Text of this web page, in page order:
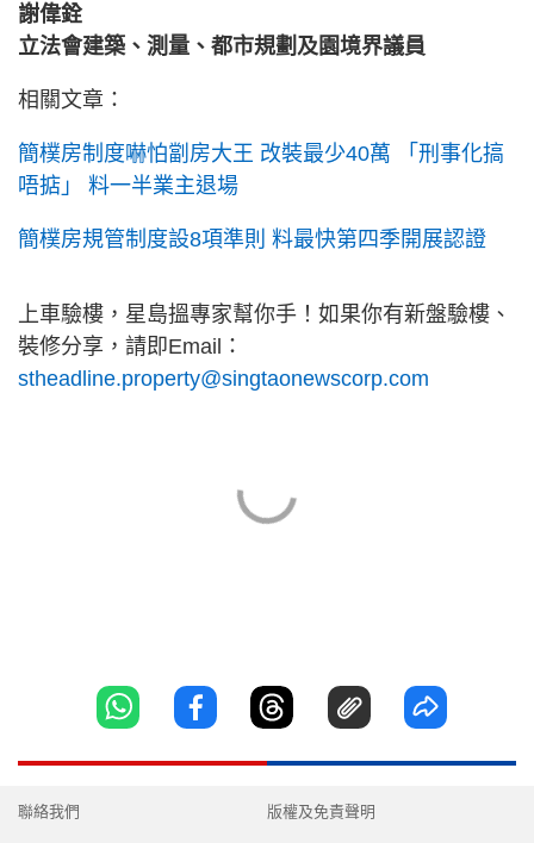
謝偉銓
立法會建築、測量、都市規劃及園境界議員
相關文章：
簡樸房制度嚇怕劏房大王 改裝最少40萬 「刑事化搞
唔掂」 料一半業主退場
簡樸房規管制度設8項準則 料最快第四季開展認證
上車驗樓，星島搵專家幫你手！如果你有新盤驗樓、
裝修分享，請即Email：
stheadline.property@singtaonewscorp.com
聯絡我們 版權及免責聲明